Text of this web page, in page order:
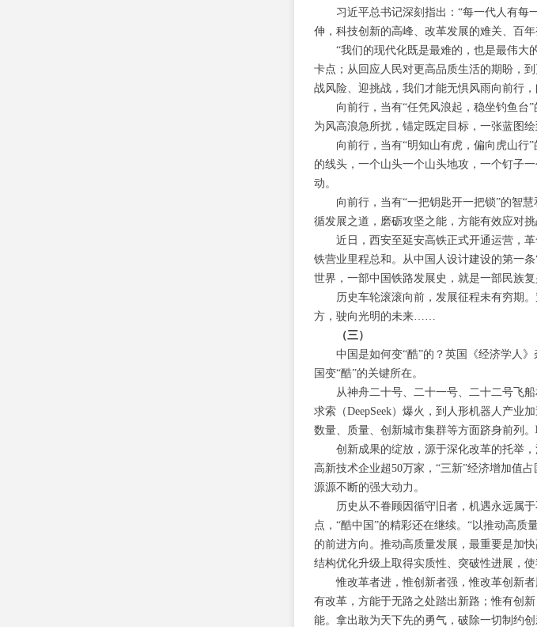
习近平总书记深刻指出：“每一代人有每
伸，科技创新的高峰、改革发展的难关、百年
“我们的现代化既是最难的，也是最伟大
卡点；从回应人民对更高品质生活的期盼，
战风险、迎挑战，我们才能无惧风雨向前行，
向前行，当有“任凭风浪起，稳坐钓鱼台
为风高浪急所扰，锚定既定目标，一张蓝图绘
向前行，当有“明知山有虎，偏向虎山行
的线头，一个山头一个山头地攻，一个钉子
动。
向前行，当有“一把钥匙开一把锁”的智
循发展之道，磨砺攻坚之能，方能有效应对
近日，西安至延安高铁正式开通运营，
铁营业里程总和。从中国人设计建设的第一
世界，一部中国铁路发展史，就是一部民族复
历史车轮滚滚向前，发展征程未有穷期
方，驶向光明的未来……
（三）
中国是如何变“酷”的？英国《经济学人
国变“酷”的关键所在。
从神舟二十号、二十一号、二十二号飞
求索（DeepSeek）爆火，到人形机器人产业
数量、质量、创新城市集群等方面跻身前列
创新成果的绽放，源于深化改革的托举
高新技术企业超50万家，“三新”经济增加值
源源不断的强大动力。
历史从不眷顾因循守旧者，机遇永远属
点，“酷中国”的精彩还在继续。“以推动高
的前进方向。推动高质量发展，最重要是加
结构优化升级上取得实质性、突破性进展，
惟改革者进，惟创新者强，惟改革创新
有改革，方能于无路之处踏出新路；惟有创
能。拿出敢为天下先的勇气，破除一切制约